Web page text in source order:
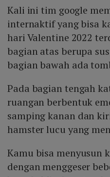
Kali ini tim google
internaktif yang bisa
hari Valentine 2022
bagian atas berupa
bagian bawah ada
Pada bagian tengah
ruangan berbentuk
samping kanan dan
hamster lucu yang
Kamu bisa menyusun
dengan menggeser